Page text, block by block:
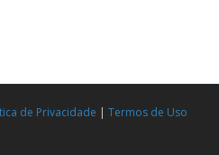
de Privacidade | Termos de Uso